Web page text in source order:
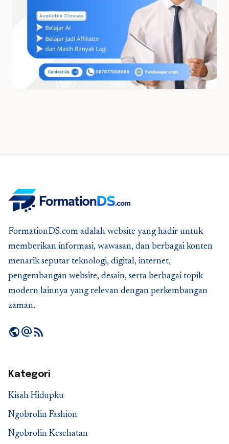
FormationDS.com adalah website yang hadir untuk
memberikan informasi, wawasan, dan berbagai konten
menarik seputar teknologi, digital, internet,
pengembangan website, desain, serta berbagai topik
modern lainnya yang relevan dengan perkembangan
zaman.
publicalternate_emailrss_feed
Kategori
Kisah Hidupku
Ngobrolin Fashion
Ngobrolin Kesehatan